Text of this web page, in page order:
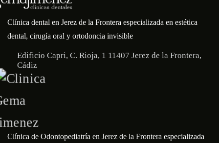
Clínica dental en Jerez de la Frontera especializada en estética
dental, cirugía oral y ortodoncia invisible
Edificio Capri, C. Rioja, 1 11407 Jerez de la Frontera,
Cádiz
Clínica de Odontopediatría en Jerez de la Frontera especializada